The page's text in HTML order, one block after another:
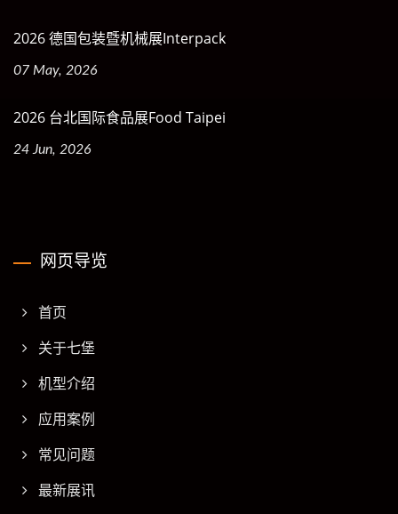
2026 德国包装暨机械展Interpack
07 May, 2026
2026 台北国际食品展Food Taipei
24 Jun, 2026
网页导览
首页
关于七堡
机型介绍
应用案例
常见问题
最新展讯